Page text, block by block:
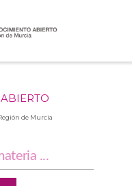
de Murcia